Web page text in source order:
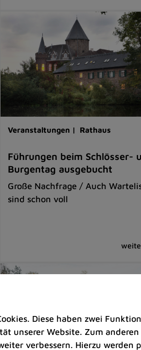
Veranstaltungen | Rathaus
Führungen beim Schlösser-
Burgentag ausgebucht
Große Nachfrage / Auch
sind schon voll
Diese haben zwei
unserer Website. Zum
verbessern. Hierzu werden